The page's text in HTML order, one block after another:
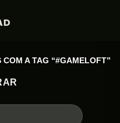
A TAG “#GAMELOFT”